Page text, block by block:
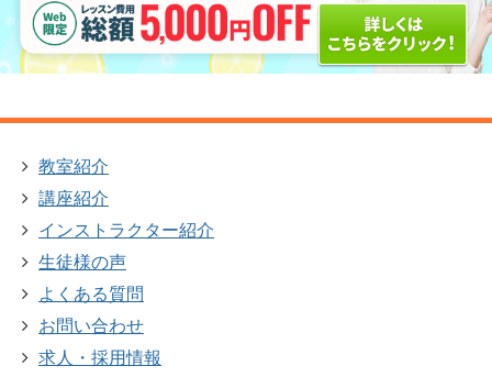
教室紹介
講座紹介
インストラクター紹介
生徒様の声
よくある質問
お問い合わせ
求人・採用情報